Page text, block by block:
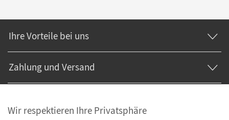
Ihre Vorteile bei uns
Zahlung und Versand
Wir respektieren Ihre Privatsphäre